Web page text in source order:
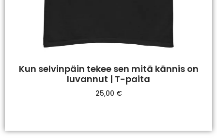
Kun selvinpäin tekee sen mitä kännis on
luvannut | T-paita
25,00 €